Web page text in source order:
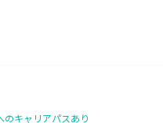
キャリアパスあり